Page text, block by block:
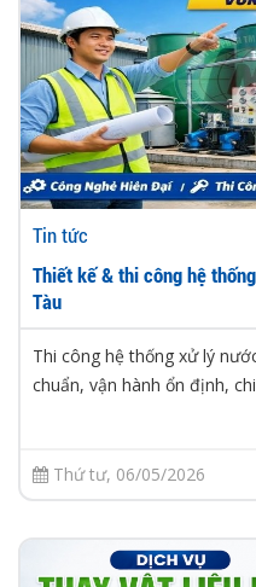
Tin tức
Thiết kế & thi công hệ
Tàu
Thi công hệ thống xử lý
chuẩn, vận hành ổn định,
Thứ tư, 06/05/2026